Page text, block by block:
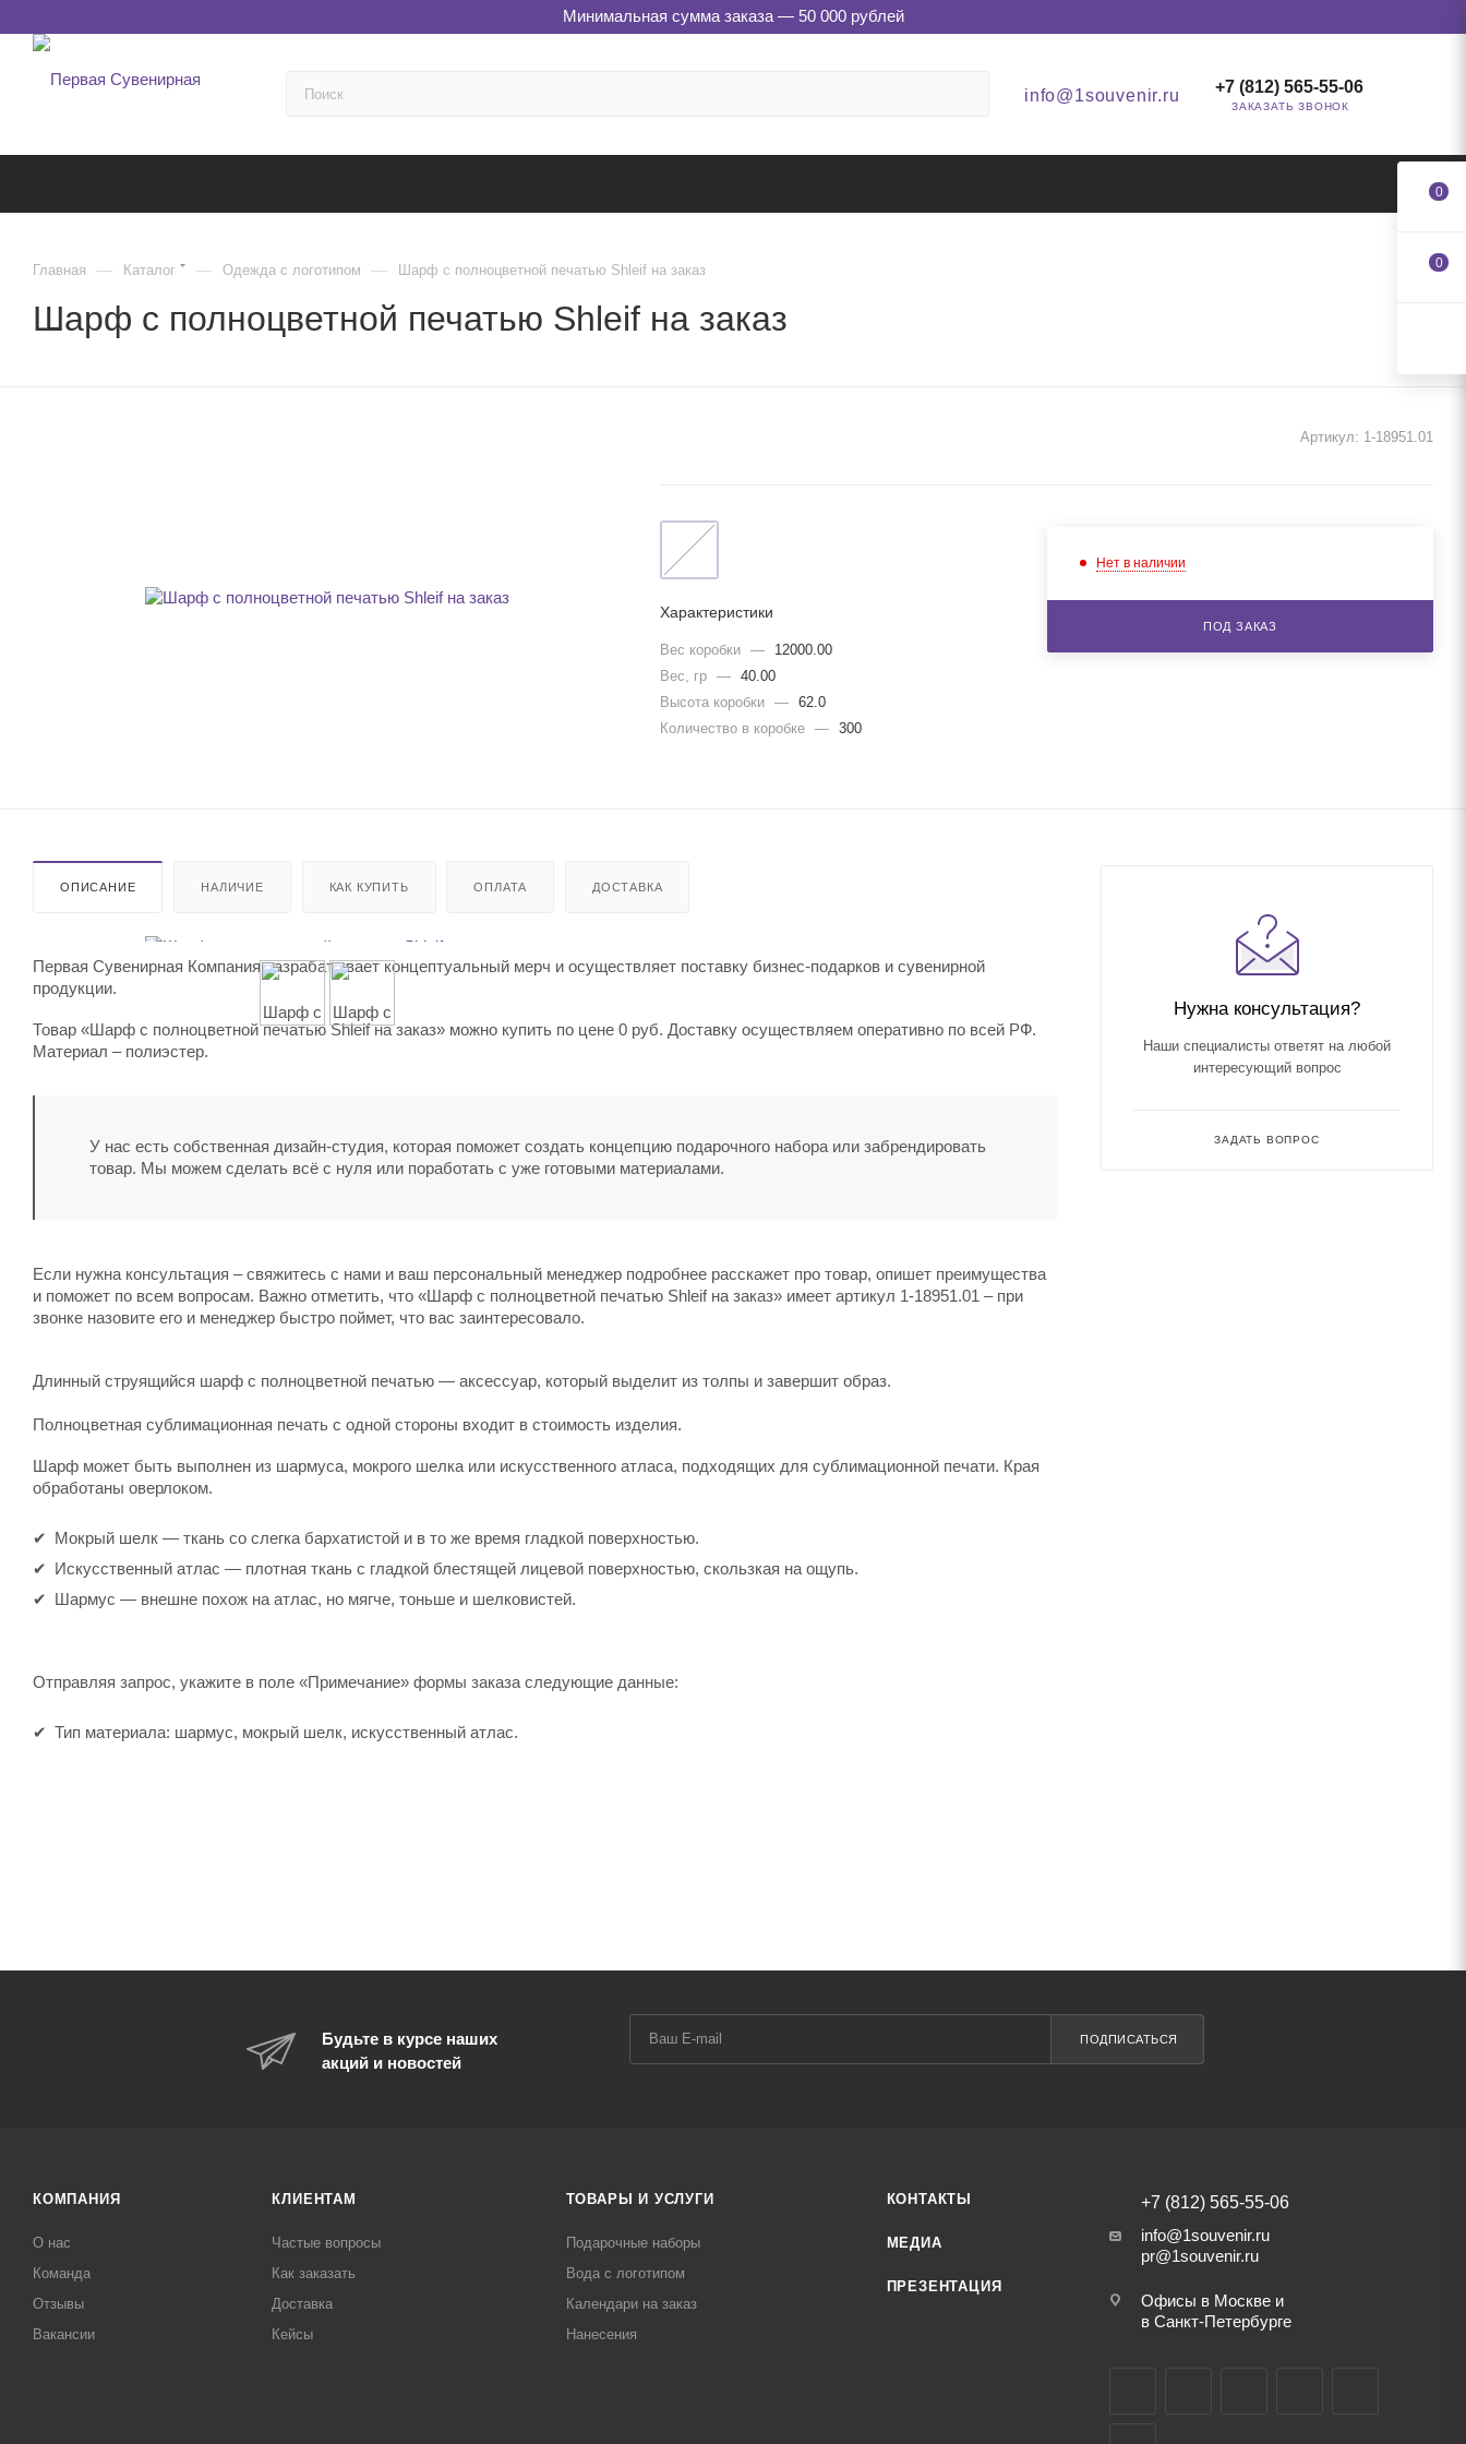
Минимальная сумма заказа — 50 000 рублей
info@1souvenir.ru +7 (812) 565-55-06
ЗАКАЗАТЬ ЗВОНОК
Главная — Каталог — Одежда с логотипом — Шарф с полноцветной печатью Shleif на заказ
Шарф с полноцветной печатью Shleif на заказ
Артикул: 1-18951.01
Характеристики
Вес коробки —
12000.00
Вес, гр
—
40.00
Высота коробки
—
62.0
Количество в коробке
— 300
Нет в наличии
ПОД ЗАКАЗ
ОПИСАНИЕ НАЛИЧИЕ КАК КУПИТЬ ОПЛАТА ДОСТАВКА
Первая Сувенирная Компания разрабатывает концептуальный мерч и осуществляет поставку бизнес-подарков и сувенирной
продукции.
Товар «Шарф с полноцветной печатью Shleif на заказ» можно купить по цене 0 руб. Доставку осуществляем оперативно по всей РФ.
Материал – полиэстер.
У нас есть собственная дизайн-студия, которая поможет создать концепцию подарочного набора или забрендировать
товар. Мы можем сделать всё с нуля или поработать с уже готовыми материалами.
Если нужна консультация – свяжитесь с нами и ваш персональный менеджер подробнее расскажет про товар, опишет преимущества
и поможет по всем вопросам. Важно отметить, что «Шарф с полноцветной печатью Shleif на заказ» имеет артикул 1-18951.01 – при
звонке назовите его и менеджер быстро поймет, что вас заинтересовало.
Длинный струящийся шарф с полноцветной печатью — аксессуар, который выделит из толпы и завершит образ.
Полноцветная сублимационная печать с одной стороны входит в стоимость изделия.
Шарф может быть выполнен из шармуса, мокрого шелка или искусственного атласа, подходящих для сублимационной печати. Края
обработаны оверлоком.
Мокрый шелк — ткань со слегка бархатистой и в то же время гладкой поверхностью.
Искусственный атлас — плотная ткань с гладкой блестящей лицевой поверхностью, скользкая на ощупь.
Шармус — внешне похож на атлас, но мягче, тоньше и шелковистей.
Отправляя запрос, укажите в поле «Примечание» формы заказа следующие данные:
Тип материала: шармус, мокрый шелк, искусственный атлас.
Нужна консультация?
Наши специалисты ответят на любой
интересующий вопрос
ЗАДАТЬ ВОПРОС
Будьте в курсе наших
акций и новостей
ПОДПИСАТЬСЯ
КОМПАНИЯ
О нас
Команда
Отзывы
Вакансии
КЛИЕНТАМ
Частые вопросы
Как заказать
Доставка
Кейсы
ТОВАРЫ И УСЛУГИ
Подарочные наборы
Вода с логотипом
Календари на заказ
Нанесения
КОНТАКТЫ
МЕДИА
ПРЕЗЕНТАЦИЯ
+7 (812) 565-55-06
info@1souvenir.ru
pr@1souvenir.ru
Офисы в Москве и
в Санкт-Петербурге
0
0